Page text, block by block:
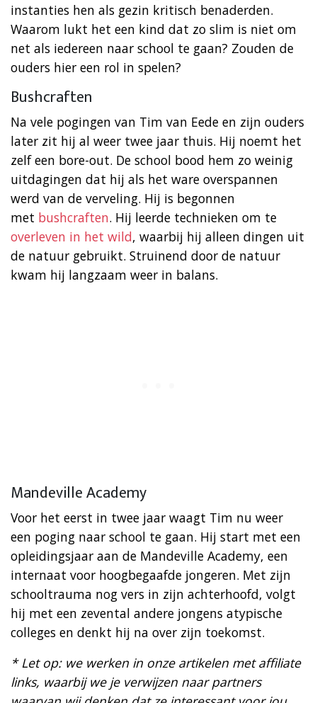
instanties hen als gezin kritisch benaderden.
Waarom lukt het een kind dat zo slim is niet om
net als iedereen naar school te gaan? Zouden de
ouders hier een rol in spelen?
Bushcraften
Na vele pogingen van Tim van Eede en zijn ouders
later zit hij al weer twee jaar thuis. Hij noemt het
zelf een bore-out. De school bood hem zo weinig
uitdagingen dat hij als het ware overspannen
werd van de verveling. Hij is begonnen
met bushcraften. Hij leerde technieken om te
overleven in het wild, waarbij hij alleen dingen uit
de natuur gebruikt. Struinend door de natuur
kwam hij langzaam weer in balans.
Mandeville Academy
Voor het eerst in twee jaar waagt Tim nu weer
een poging naar school te gaan. Hij start met een
opleidingsjaar aan de Mandeville Academy, een
internaat voor hoogbegaafde jongeren. Met zijn
schooltrauma nog vers in zijn achterhoofd, volgt
hij met een zevental andere jongens atypische
colleges en denkt hij na over zijn toekomst.
* Let op: we werken in onze artikelen met affiliate
links, waarbij we je verwijzen naar partners